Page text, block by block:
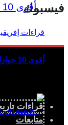
أقوى 10 جوازات سفر في إفريقيا لعام 2026
فيسبوك
قراءات
متابعات